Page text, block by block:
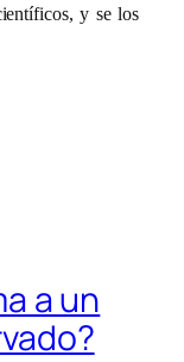
y se los
a un